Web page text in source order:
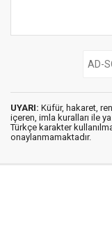
UYARI: Küfür, hakaret,
içeren, imla kuralları ile
Türkçe karakter
onaylanmamaktadır.